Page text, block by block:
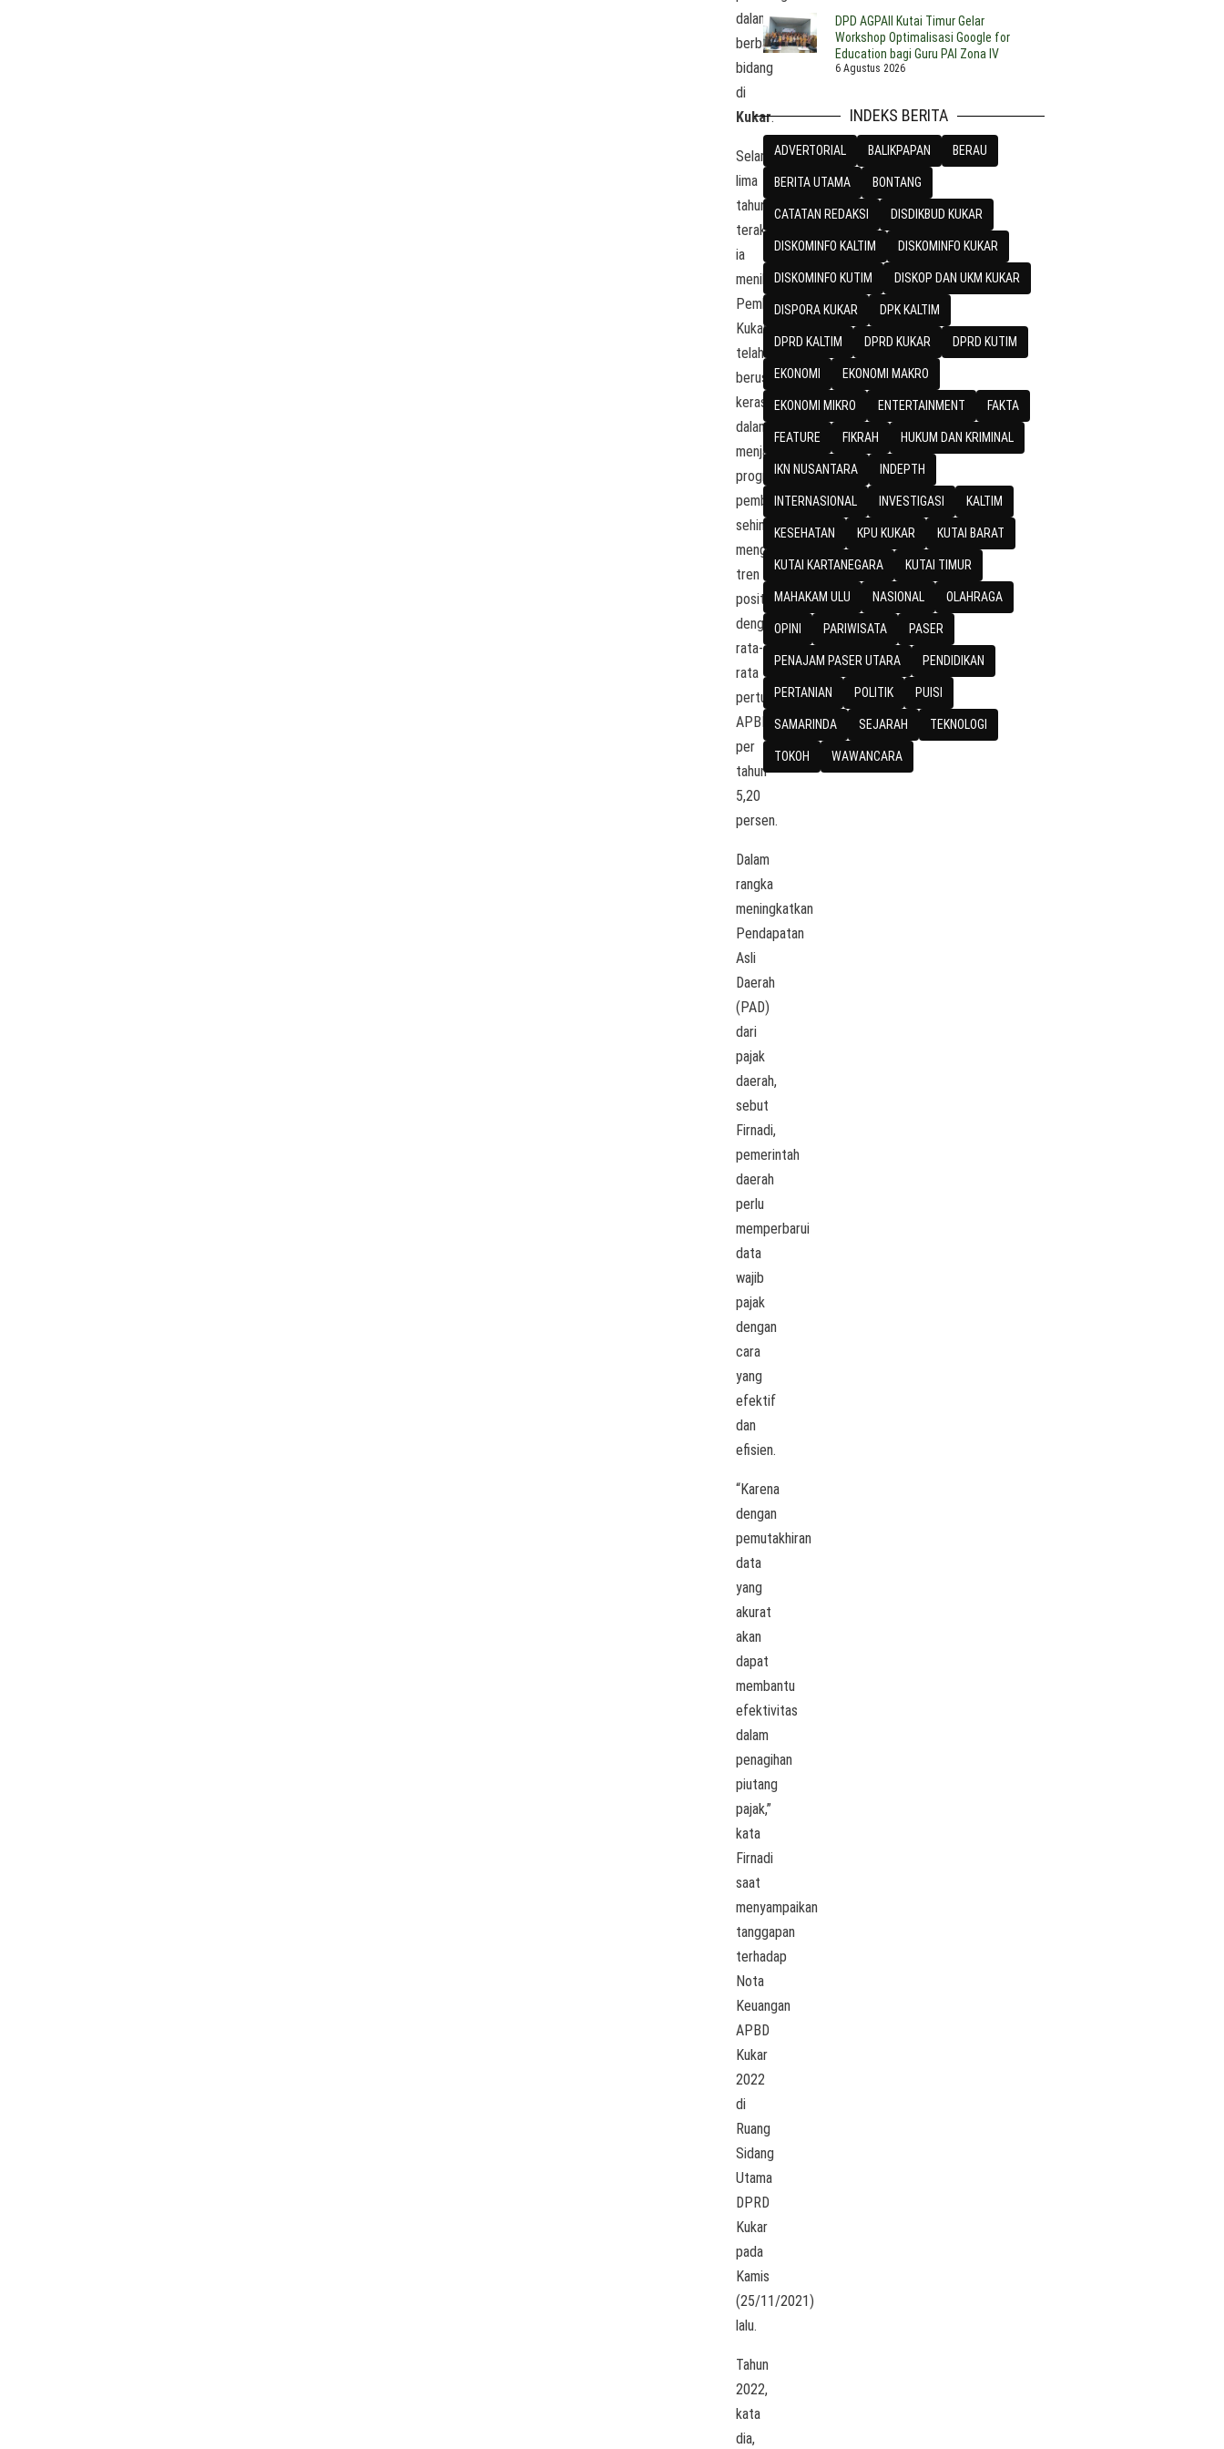
dalam
berbagai
bidang
di
Kukar.
Selama
lima
tahun
terakhir,
ia
menilai
Pemkab
Kukar
telah
berusaha
keras
dalam
menjalankan
program
pembangunan
sehingga
menghasilkan
tren
positif
dengan
rata-
rata
pertumbuhan
APBD
per
tahun
5,20
persen.
Dalam
rangka
meningkatkan
Pendapatan
Asli
Daerah
(PAD)
dari
pajak
daerah,
sebut
Firnadi,
pemerintah
daerah
perlu
memperbarui
data
wajib
pajak
dengan
cara
yang
efektif
dan
efisien.
“Karena
dengan
pemutakhiran
data
yang
akurat
akan
dapat
membantu
efektivitas
dalam
penagihan
piutang
pajak,”
kata
Firnadi
saat
menyampaikan
tanggapan
terhadap
Nota
Keuangan
APBD
Kukar
2022
di
Ruang
Sidang
Utama
DPRD
Kukar
pada
Kamis
(25/11/2021)
lalu.
Tahun
2022,
kata
dia,
DPD AGPAII Kutai Timur Gelar
Workshop Optimalisasi Google for
Education bagi Guru PAI Zona IV
6 Agustus 2026
INDEKS BERITA
ADVERTORIAL BALIKPAPAN BERAU
BERITA UTAMA BONTANG
CATATAN REDAKSI DISDIKBUD KUKAR
DISKOMINFO KALTIM DISKOMINFO KUKAR
DISKOMINFO KUTIM DISKOP DAN UKM KUKAR
DISPORA KUKAR DPK KALTIM
DPRD KALTIM DPRD KUKAR DPRD KUTIM
EKONOMI EKONOMI MAKRO
EKONOMI MIKRO ENTERTAINMENT FAKTA
FEATURE FIKRAH HUKUM DAN KRIMINAL
IKN NUSANTARA INDEPTH
INTERNASIONAL INVESTIGASI KALTIM
KESEHATAN KPU KUKAR KUTAI BARAT
KUTAI KARTANEGARA KUTAI TIMUR
MAHAKAM ULU NASIONAL OLAHRAGA
OPINI PARIWISATA PASER
PENAJAM PASER UTARA PENDIDIKAN
PERTANIAN POLITIK PUISI
SAMARINDA SEJARAH TEKNOLOGI
TOKOH WAWANCARA